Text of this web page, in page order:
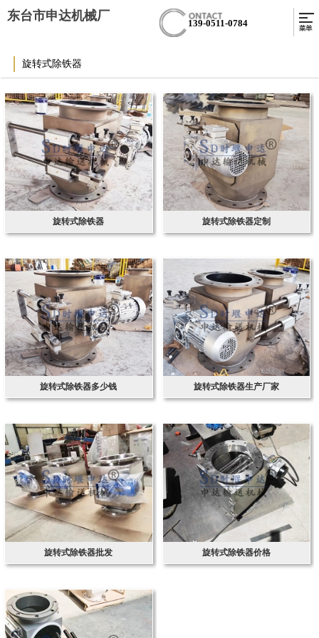
东台市申达机械厂
139-0511-0784
旋转式除铁器
旋转式除铁器 旋转式除铁器定制
旋转式除铁器多少钱 旋转式除铁器生产厂家
旋转式除铁器批发 旋转式除铁器价格